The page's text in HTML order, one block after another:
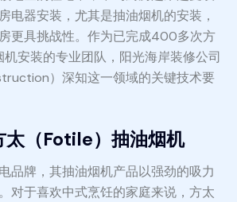
电器安装，尤其是抽油烟机的安装，
更具挑战性。作为已完成400多次方
安装的专业团队，阳光海岸装修公司
）深知这一领域的关键技术要
太（Fotile）抽油烟机
品牌，其抽油烟机产品以强劲的吸力
对于喜欢中式烹饪的家庭来说，方太